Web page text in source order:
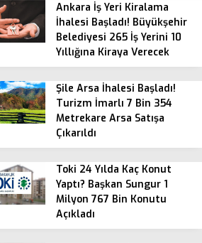
Ankara İş Yeri Kiralama
İhalesi Başladı! Büyükşehir
Belediyesi 265 İş Yerini 10
Yıllığına Kiraya Verecek
Şile Arsa İhalesi Başladı!
Turizm İmarlı 7 Bin 354
Metrekare Arsa Satışa
Çıkarıldı
Toki 24 Yılda Kaç Konut
Yaptı? Başkan Sungur 1
Milyon 767 Bin Konutu
Açıkladı